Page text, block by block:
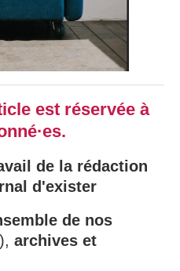
est réservée à
de la rédaction
d'exister
de nos
archives et